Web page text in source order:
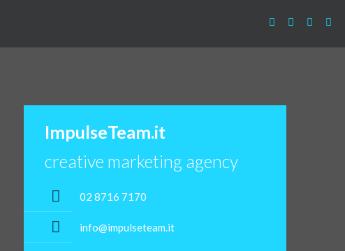
ImpulseTeam.it
creative marketing agency
02 8716 7170
info@impulseteam.it